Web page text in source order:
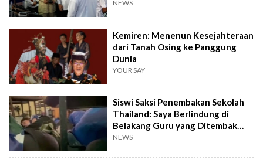
NEWS
Kemiren: Menenun Kesejahteraan
dari Tanah Osing ke Panggung
Dunia
YOUR SAY
Siswi Saksi Penembakan Sekolah
Thailand: Saya Berlindung di
Belakang Guru yang Ditembak
Mati
NEWS